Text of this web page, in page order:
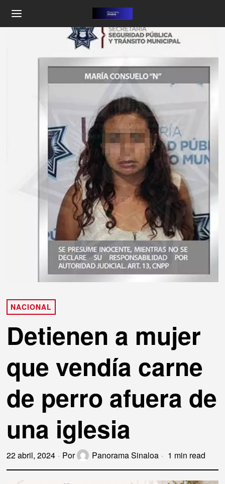
NACIONAL
Detienen a mujer
que vendía carne
de perro afuera de
una iglesia
22 abril, 2024 Por Panorama Sinaloa 1 min read